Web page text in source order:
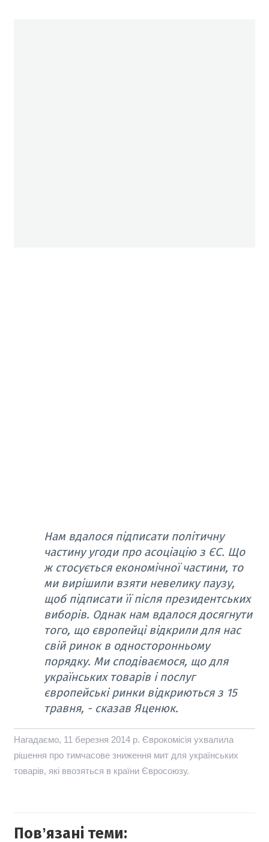
Нам вдалося підписати політичну
частину угоди про асоціацію з ЄС. Що
ж стосується економічної частини, то
ми вирішили взяти невелику паузу,
щоб підписати її після президентських
виборів. Однак нам вдалося досягнути
того, що європейці відкрили для нас
свій ринок в односторонньому
порядку. Ми сподіваємося, щодля
українських товарів і послуг
європейські ринки відкриються з 15
травня, - сказав Яценюк.
Нагадаємо, 11 березня 2014 р. Єврокомісія ухвалила
рішення про тимчасове зниження мит для українських
товарів, які ввозяться в країни Євросоюзу.
Повʼязані теми: